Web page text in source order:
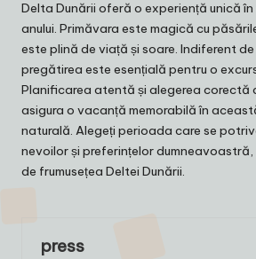
Delta Dunării oferă o experiență unică
anului. Primăvara este magică cu
este plină de viață și soare. Indiferent
pregătirea este esențială pentru o
Planificarea atentă și alegerea
asigura o vacanță memorabilă în
naturală. Alegeți perioada care se
nevoilor și preferințelor
de frumusețea Deltei Dunării.
press